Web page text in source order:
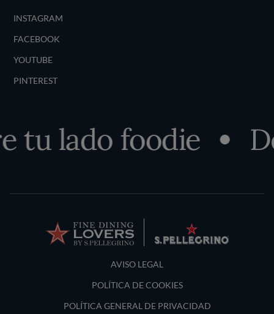
INSTAGRAM
FACEBOOK
YOUTUBE
PINTEREST
lado foodie
Terms and Conditions
AVISO LEGAL
POLÍTICA DE COOKIES
POLÍTICA GENERAL DE PRIVACIDAD